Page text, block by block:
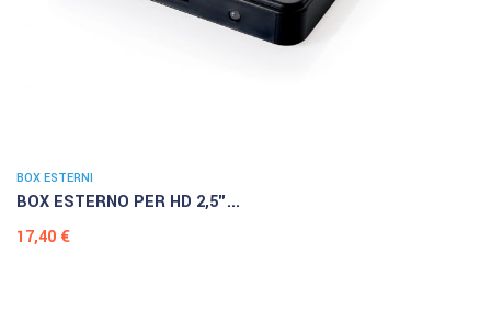
BOX ESTERNI
BOX ESTERNO PER HD 2,5"...
Prezzo
17,40 €